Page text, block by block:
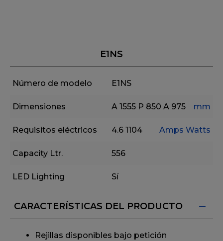
E1NS
Número de modelo E1NS
Dimensiones A 1555 P 850 A 975 mm
Requisitos eléctricos 4.6 1104 Amps Watts
Capacity Ltr. 556
LED Lighting Sí
CARACTERÍSTICAS DEL PRODUCTO
Rejillas disponibles bajo petición